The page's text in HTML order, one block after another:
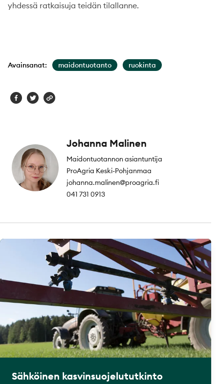
yhdessä ratkaisuja teidän tilallanne.
Avainsanat: maidontuotanto ruokinta
Johanna Malinen
Maidontuotannon asiantuntija
ProAgria Keski-Pohjanmaa
johanna.malinen@proagria.fi
041 731 0913
Sähköinen kasvinsuojelututkinto